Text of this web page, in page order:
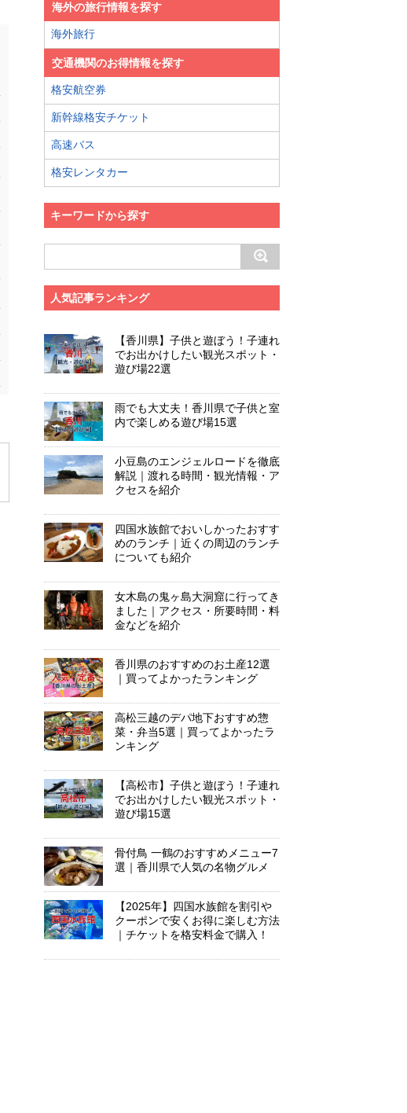
海外の旅行情報を探す
海外旅行
交通機関のお得情報を探す
格安航空券
新幹線格安チケット
高速バス
格安レンタカー
キーワードから探す
人気記事ランキング
【香川県】子供と遊ぼう！子連れ
でお出かけしたい観光スポット・
遊び場22選
雨でも大丈夫！香川県で子供と室
内で楽しめる遊び場15選
小豆島のエンジェルロードを徹底
解説｜渡れる時間・観光情報・ア
クセスを紹介
四国水族館でおいしかったおすす
めのランチ｜近くの周辺のランチ
についても紹介
女木島の鬼ヶ島大洞窟に行ってき
ました｜アクセス・所要時間・料
金などを紹介
香川県のおすすめのお土産12選
｜買ってよかったランキング
高松三越のデパ地下おすすめ惣
菜・弁当5選｜買ってよかったラ
ンキング
【高松市】子供と遊ぼう！子連れ
でお出かけしたい観光スポット・
遊び場15選
骨付鳥 一鶴のおすすめメニュー7
選｜香川県で人気の名物グルメ
【2025年】四国水族館を割引や
クーポンで安くお得に楽しむ方法
｜チケットを格安料金で購入！